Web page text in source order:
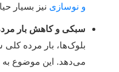
و نوسازی نیز بسیار
سبکی و کاهش بار
بلوک‌ها، بار مرده
می‌دهد. این موضوع به